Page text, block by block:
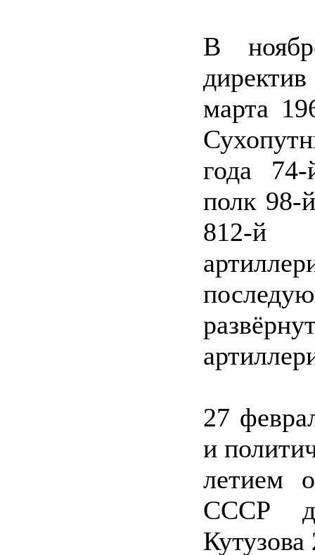
В
марта
года 74-
полк 98-
812-й
27
и
летием
СССР